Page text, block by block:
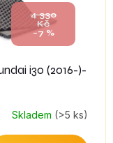
4 330
Kč
–7 %
i30 (2016-)-
Skladem (>5 ks)